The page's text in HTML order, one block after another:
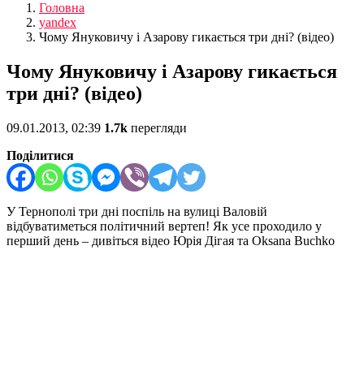
Головна
yandex
Чому Януковичу і Азарову гикається три дні? (відео)
Чому Януковичу і Азарову гикається
три дні? (відео)
09.01.2013, 02:39 1.7k перегляди
Поділитися
У Тернополі три дні поспіль на вулиці Валовій
відбуватиметься політичний вертеп! Як усе проходило у
перший день – дивіться відео Юрія Дігая та Oksana Buchko